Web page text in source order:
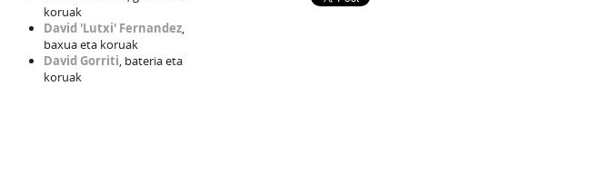
koruak
David 'Lutxi' Fernandez,
baxua eta koruak
David Gorriti, bateria eta
koruak